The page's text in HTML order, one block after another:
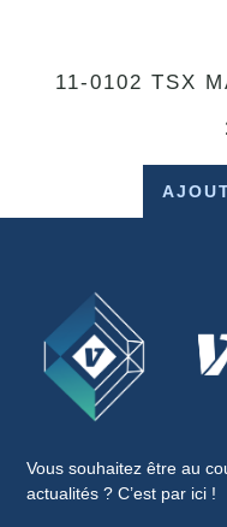
11-0102 TSX
Vous souhaitez être au
actualités ? C’est par ici !